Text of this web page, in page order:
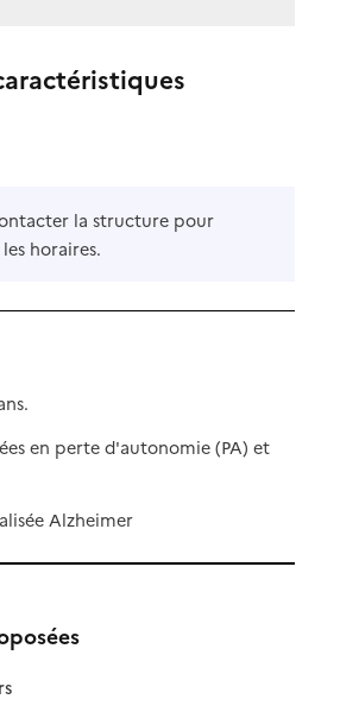
la structure pour
horaires.
en perte d'autonomie (PA) et
Alzheimer
disponible